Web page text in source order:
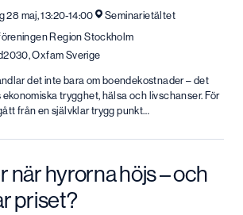
28 maj, 13:20-14:00
Seminarietältet
Region Stockholm
Oxfam Sverige
det inte bara om boendekostnader – det
trygghet, hälsa och livschanser. För
från en självklar trygg punkt…
när hyrorna höjs – och
priset?